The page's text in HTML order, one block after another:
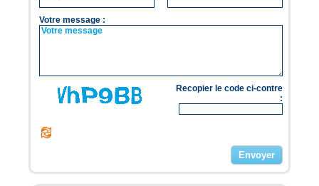
Votre message :
Recopier le code ci-contre
: